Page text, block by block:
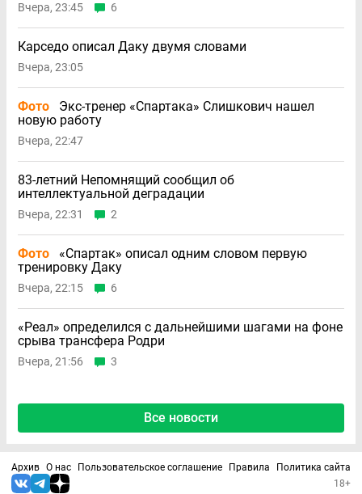
Вчера, 23:45 6
Карседо описал Даку двумя словами
Вчера, 23:05
Фото
Экс-тренер «Спартака» Слишкович нашел
новую работу
Вчера, 22:47
83-летний Непомнящий сообщил об
интеллектуальной деградации
Вчера, 22:31 2
Фото
«Спартак» описал одним словом первую
тренировку Даку
Вчера, 22:15 6
«Реал» определился с дальнейшими шагами на фоне
срыва трансфера Родри
Вчера, 21:56 3
Все новости
Архив О нас Пользовательское соглашение Правила
Политика сайта
18+